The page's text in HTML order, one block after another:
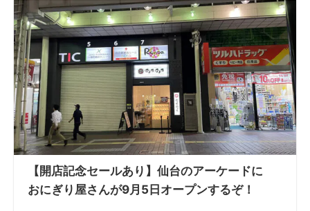
【開店記念セールあり】仙台のアーケードに
おにぎり屋さんが9月5日オープンするぞ！